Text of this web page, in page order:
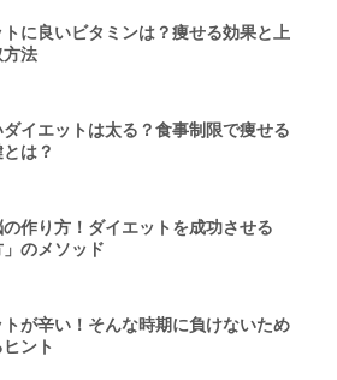
トに良いビタミンは？痩せる効果と上
方法
イエットは太る？食事制限で痩せる
は？
作り方！ダイエットを成功させる
」のメソッド
トが辛い！そんな時期に負けないため
ント